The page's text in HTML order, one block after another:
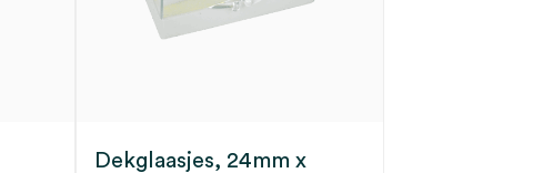
Dekglaasjes, 24mm x